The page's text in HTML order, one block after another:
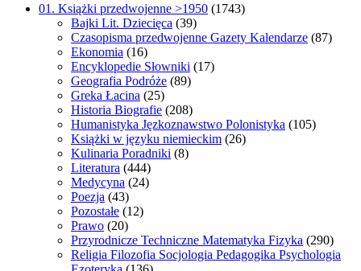
01. Książki przedwojenne >1950 (1743)
Bajki Lit. Dziecięca (39)
Czasopisma przedwojenne Gazety Kalendarze (87)
Ekonomia (16)
Encyklopedie Słowniki (17)
Geografia Podróże (89)
Greka Łacina (25)
Historia Biografie (208)
Humanistyka Jęzkoznawstwo Polonistyka (105)
Książki w języku niemieckim (26)
Kulinaria Poradniki (8)
Literatura (444)
Medycyna (24)
Poezja (43)
Pozostałe (12)
Prawo (20)
Przyrodnicze Techniczne Matematyka Fizyka (290)
Religia Filozofia Socjologia Pedagogika Psychologia